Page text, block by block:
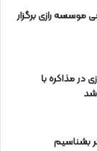
موسسه رازی برگزار
در مذاکره با
شد
بشناسیم